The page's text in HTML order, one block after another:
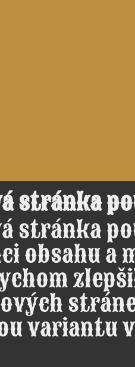
stránka
stránka
obsahu a
variantu